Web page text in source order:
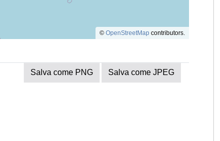
© OpenStreetMap contributors.
Salva come PNG Salva come JPEG